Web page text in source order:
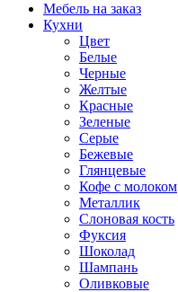
Мебель на заказ
Кухни
Цвет
Белые
Черные
Желтые
Красные
Зеленые
Серые
Бежевые
Глянцевые
Кофе с молоком
Металлик
Слоновая кость
Фуксия
Шоколад
Шампань
Оливковые